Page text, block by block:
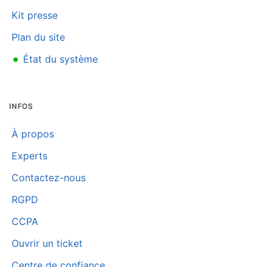
Kit presse
Plan du site
• État du système
INFOS
À propos
Experts
Contactez-nous
RGPD
CCPA
Ouvrir un ticket